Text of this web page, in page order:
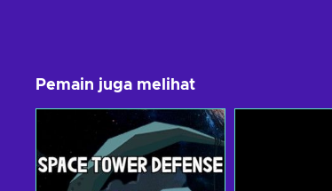
Pemain juga melihat